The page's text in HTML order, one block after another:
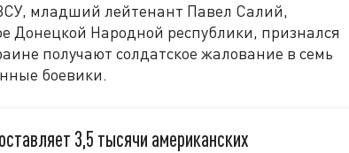
младший лейтенант Павел Салий,
Донецкой Народной республики, признался
получают солдатское жалование в семь
боевики.
3,5 тысячи американских